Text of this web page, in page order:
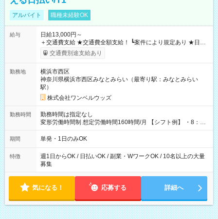
アルバイト 職種未経験OK
給与
日給13,000円～
＋交通費支給 ★交通費全額支給！ ┗案件により規定あり ★日払
いOK！（規定あり） ┗働いたその日に現金GET♪ お仕事後はコ
ンビニATMから 日払い分を引き落とせます！ 【試用期間】試
交通費別途支給あり
勤務地
横浜市西区
神奈川県横浜市西区みなとみらい（最寄り駅：みなとみらい
駅）
株式会社ワンベルウッズ
勤務時間
勤務時間は指定なし
変形労働時間制 想定労働時間160時間/月 【シフト例】 ・8：00
～21：00
期間 単発・1日のみOK
特徴
週1日からOK / 日払いOK / 副業・WワークOK / 10名以上の大量
募集
気になる！ 応募する 詳細へ